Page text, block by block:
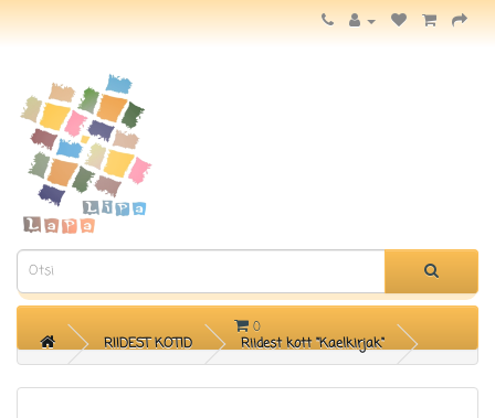
0
KATEGOORIAD
RIIDEST KOTID Riidest kott "Kaelkirjak"